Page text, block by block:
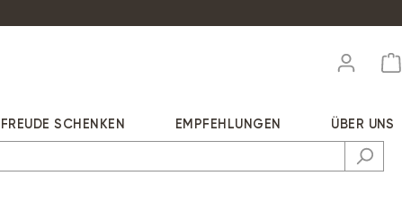
FREUDE SCHENKEN EMPFEHLUNGEN ÜBER UNS